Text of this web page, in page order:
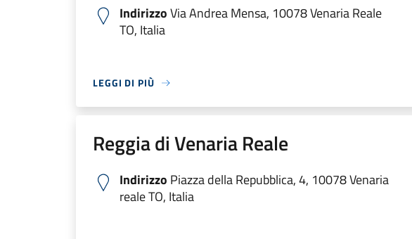
IndirizzoVia Andrea Mensa, 10078 Venaria Reale
TO, Italia
LEGGI DI PIÙ
Reggia di Venaria Reale
Indirizzo Piazza della Repubblica, 4, 10078 Venaria
reale TO, Italia